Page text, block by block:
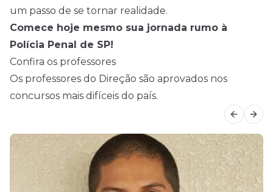
um passo de se tornar realidade.
Comece hoje mesmo sua jornada rumo à
Polícia Penal de SP!
Confira os professores
Os professores do Direção são aprovados nos
concursos mais difíceis do país.